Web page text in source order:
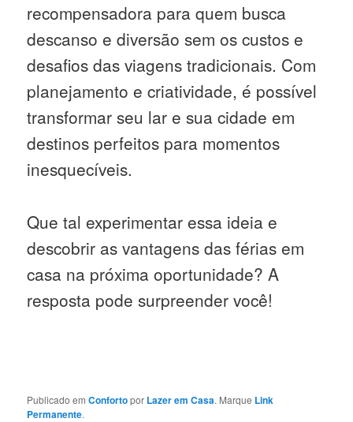
recompensadora para quem busca
descanso e diversão sem os custos e
desafios das viagens tradicionais. Com
planejamento e criatividade, é possível
transformar seu lar e sua cidade em
destinos perfeitos para momentos
inesquecíveis.
Que tal experimentar essa ideia e
descobrir as vantagens das férias em
casa na próxima oportunidade? A
resposta pode surpreender você!
Publicado emConfortopor Lazer em Casa. Marque Link
Permanente.